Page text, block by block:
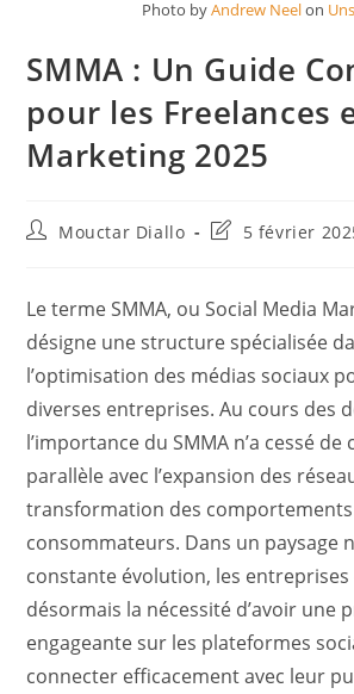
Photo byAndrew Neelon
SMMA : Un Guide
pour les Freelances
Marketing 2025
Auteur/autrice
publication :
Mouctar Diallo
Dernière
la
publication :
5 février
Le terme SMMA, ou Social Media
désigne une structure spécialisée
l’optimisation des médias sociaux
diverses entreprises. Au cours des
l’importance du SMMA n’a cessé de
parallèle avec l’expansion des
transformation des
consommateurs. Dans un paysage
constante évolution, les
désormais la nécessité d’avoir une
engageante sur les plateformes
connecter efficacement avec leur